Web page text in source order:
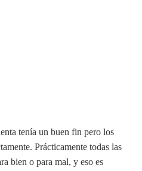
tenía un buen fin pero los
Prácticamente todas las
bien o para mal, y eso es